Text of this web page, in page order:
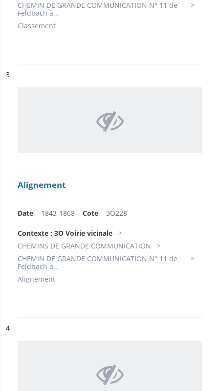
CHEMIN DE GRANDE COMMUNICATION N° 11 de
Feldbach à...
Classement
n°
3
Alignement
Date 1843-1868 Cote 3O228
Contexte : 3O Voirie vicinale
CHEMINS DE GRANDE COMMUNICATION
CHEMIN DE GRANDE COMMUNICATION N° 11 de
Feldbach à...
Alignement
n°
4